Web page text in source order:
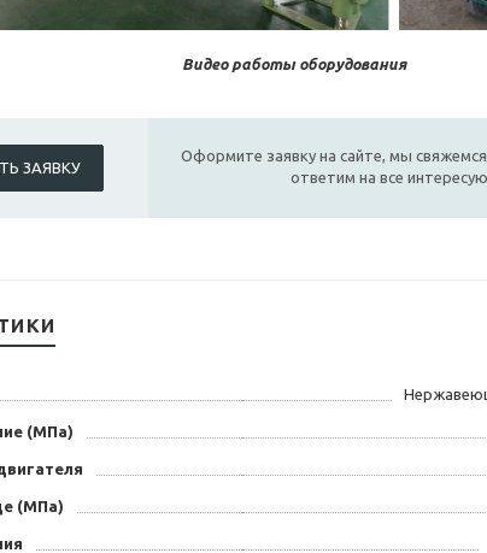
Видео работы оборудования
ЗАЯВКУ
Оформите заявку на сайте, мы
ответим на все
(МПа)
(МПа)